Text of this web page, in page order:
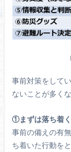
事前対策をして
ないことが多く
①まずは落ち着く
事前の備えの有
ち着いた行動をと